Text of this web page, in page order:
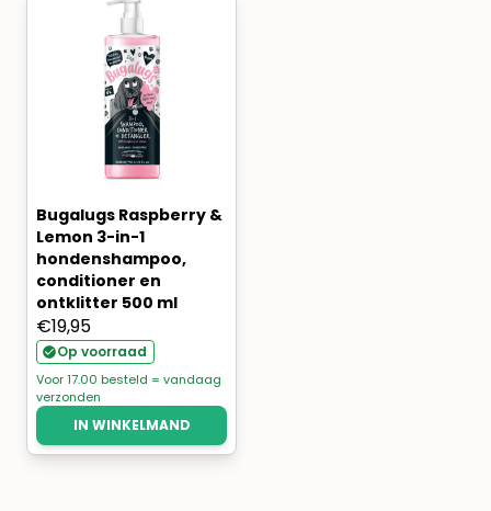
Bugalugs Raspberry &
Lemon 3-in-1
hondenshampoo,
conditioner en
ontklitter 500 ml
€19,95
Op voorraad
Voor 17.00 besteld = vandaag
verzonden
IN WINKELMAND